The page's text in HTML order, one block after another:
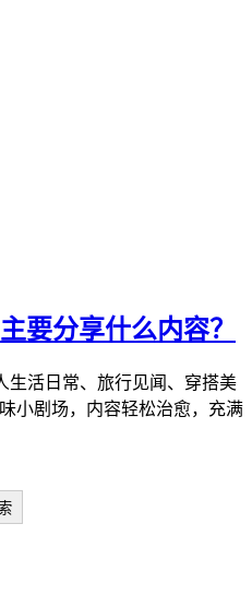
要分享什么内容？
生活日常、旅行见闻、穿搭美
小剧场，内容轻松治愈，充满